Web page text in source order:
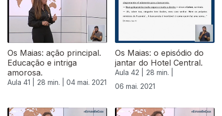
Os Maias: ação principal.
Educação e intriga
amorosa.
Aula 41 | 28 min. | 04 mai. 2021
Os Maias: o episódio do
jantar do Hotel Central.
Aula 42 |
28 min. |
06 mai. 2021